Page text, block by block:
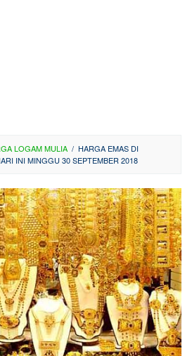
LOGAM MULIA / HARGA EMAS DI
INI MINGGU 30 SEPTEMBER 2018